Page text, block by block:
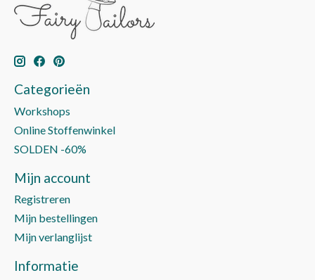
Categorieën
Workshops
Online Stoffenwinkel
SOLDEN -60%
Mijn account
Registreren
Mijn bestellingen
Mijn verlanglijst
Informatie